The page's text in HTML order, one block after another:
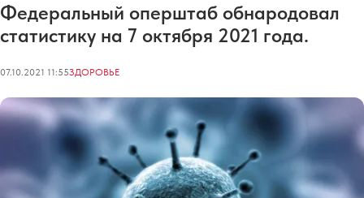
Федеральный оперштаб обнародовал
статистику на 7 октября 2021 года.
07.10.2021 11:55ЗДОРОВЬЕ